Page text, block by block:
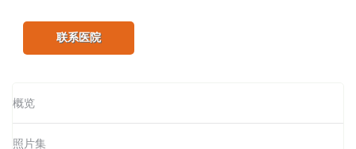
联系医院
概览
照片集